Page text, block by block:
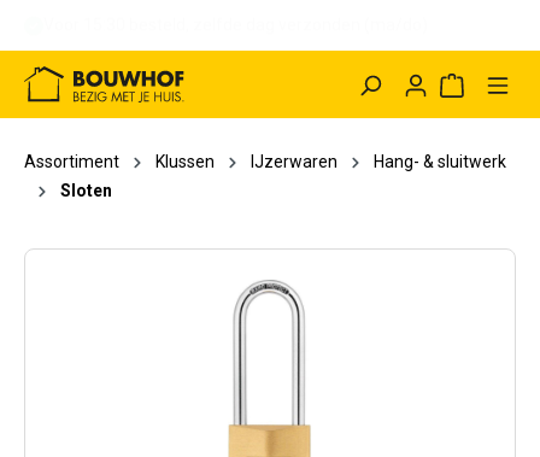
Assortiment Klussen IJzerwaren
Hang- & sluitwerk
Sloten